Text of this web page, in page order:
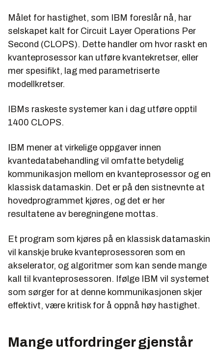
Målet for hastighet, som IBM foreslår nå, har
selskapet kalt for Circuit Layer Operations Per
Second (CLOPS). Dette handler om hvor raskt en
kvanteprosessor kan utføre kvantekretser, eller
mer spesifikt, lag med parametriserte
modellkretser.
IBMs raskeste systemer kan i dag utføre opptil
1400 CLOPS.
IBM mener at virkelige oppgaver innen
kvantedatabehandling vil omfatte betydelig
kommunikasjon mellom en kvanteprosessor og en
klassisk datamaskin. Det er på den sistnevnte at
hovedprogrammet kjøres, og det er her
resultatene av beregningene mottas.
Et program som kjøres på en klassisk datamaskin
vil kanskje bruke kvanteprosessoren som en
akselerator, og algoritmer som kan sende mange
kall til kvanteprosessoren. Ifølge IBM vil systemet
som sørger for at denne kommunikasjonen skjer
effektivt, være kritisk for å oppnå høy hastighet.
Mange utfordringer gjenstår